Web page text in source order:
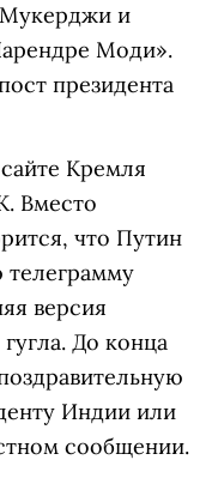
и
Моди».
президента
Кремля
Вместо
что Путин
телеграмму
версия
До конца
Индии или
сообщении.